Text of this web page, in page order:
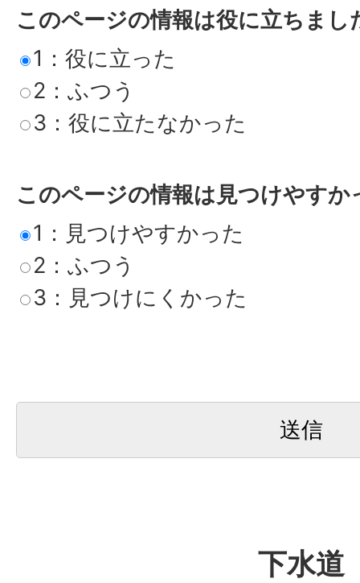
このページの情報は役に立ちまし
1：役に立った
2：ふつう
3：役に立たなかった
このページの情報は見つけやすか
1：見つけやすかった
2：ふつう
3：見つけにくかった
下水道